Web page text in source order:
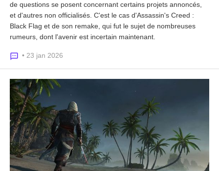
de questions se posent concernant certains projets annoncés,
et d'autres non officialisés. C'est le cas d'Assassin's Creed :
Black Flag et de son remake, qui fut le sujet de nombreuses
rumeurs, dont l'avenir est incertain maintenant.
• 23 jan 2026